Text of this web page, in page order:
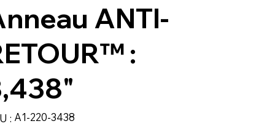
ANTI-
:
:
SKU
A1-
A1-220-3438